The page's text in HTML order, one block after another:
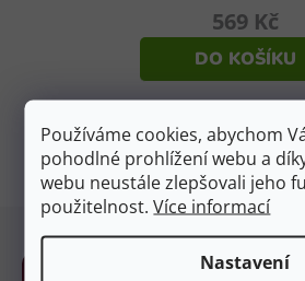
Používáme cookies, abychom
pohodlné prohlížení webu a
webu neustále zlepšovali jeho
použitelnost.Více informací
Nastavení
569 Kč
DO KOŠÍKU
O
v
l
á
d
3položek